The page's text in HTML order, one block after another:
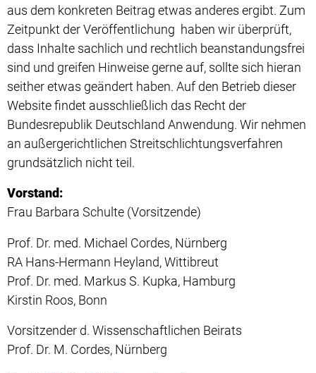
aus dem konkreten Beitrag etwas anderes ergibt. Zum
Zeitpunkt der Veröffentlichung haben wir überprüft,
dass Inhalte sachlich und rechtlich beanstandungsfrei
sind und greifen Hinweise gerne auf, sollte sich hieran
seither etwas geändert haben. Auf den Betrieb dieser
Website findet ausschließlich das Recht der
Bundesrepublik Deutschland Anwendung. Wir nehmen
an außergerichtlichen Streitschlichtungsverfahren
grundsätzlich nicht teil.
Vorstand:
Frau Barbara Schulte (Vorsitzende)
Prof. Dr. med. Michael Cordes, Nürnberg
RA Hans-Hermann Heyland, Wittibreut
Prof. Dr. med. Markus S. Kupka, Hamburg
Kirstin Roos, Bonn
Vorsitzender d. Wissenschaftlichen Beirats
Prof. Dr. M. Cordes, Nürnberg